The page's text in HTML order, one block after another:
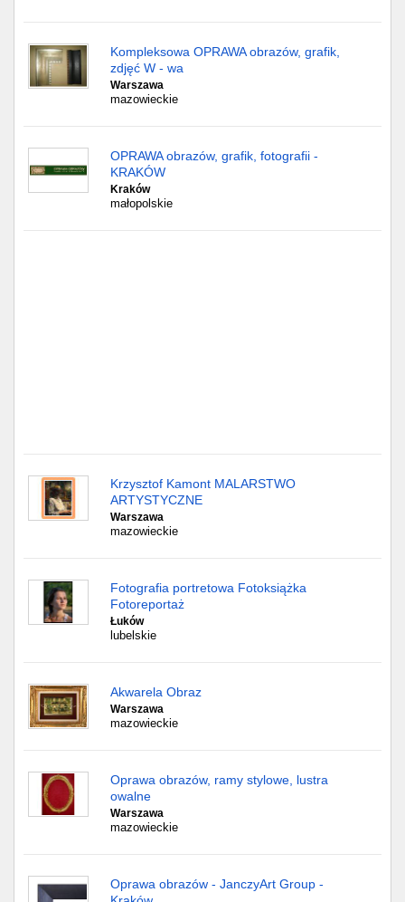
Kompleksowa OPRAWA obrazów, grafik,
zdjęć W - wa
Warszawa
mazowieckie
OPRAWA obrazów, grafik, fotografii -
KRAKÓW
Kraków
małopolskie
Krzysztof Kamont MALARSTWO
ARTYSTYCZNE
Warszawa
mazowieckie
Fotografia portretowa Fotoksiążka
Fotoreportaż
Łuków
lubelskie
Akwarela Obraz
Warszawa
mazowieckie
Oprawa obrazów, ramy stylowe, lustra
owalne
Warszawa
mazowieckie
Oprawa obrazów - JanczyArt Group -
Kielce
Olsztyn